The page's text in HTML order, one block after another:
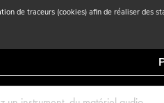
de traceurs (cookies) afin de réaliser des